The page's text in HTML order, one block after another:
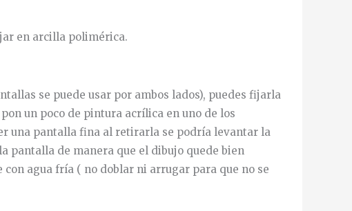
en arcilla polimérica.
se puede usar por ambos lados), puedes fijarla
un poco de pintura acrílica en uno de los
una pantalla fina al retirarla se podría levantar la
pantalla de manera que el dibujo quede bien
agua fría ( no doblar ni arrugar para que no se